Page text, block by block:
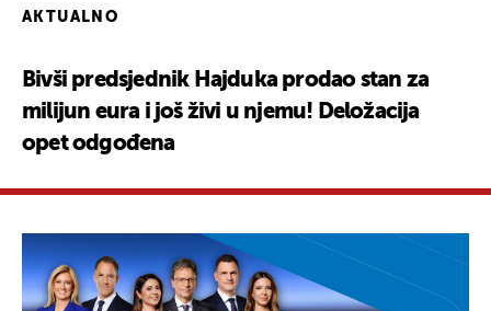
AKTUALNO
Bivši predsjednik Hajduka prodao stan za
milijun eura i još živi u njemu! Deložacija
opet odgođena